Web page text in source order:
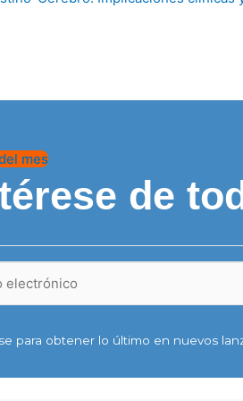
mes
de
para obtener lo último en nuevos